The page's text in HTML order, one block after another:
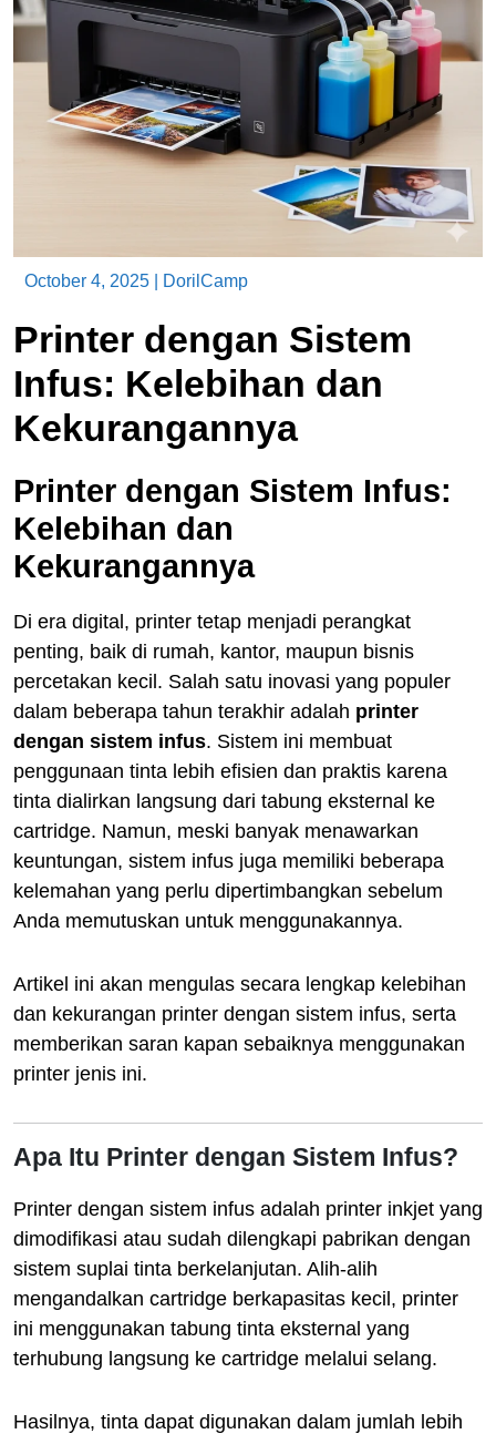
October 4, 2025 DorilCamp
Printer dengan Sistem
Infus: Kelebihan dan
Kekurangannya
Printer dengan Sistem Infus:
Kelebihan dan
Kekurangannya
Di era digital, printer tetap menjadi perangkat
penting, baik di rumah, kantor, maupun bisnis
percetakan kecil. Salah satu inovasi yang populer
dalam beberapa tahun terakhir adalah printer
dengan sistem infus. Sistem ini membuat
penggunaan tinta lebih efisien dan praktis karena
tinta dialirkan langsung dari tabung eksternal ke
cartridge. Namun, meski banyak menawarkan
keuntungan, sistem infus juga memiliki beberapa
kelemahan yang perlu dipertimbangkan sebelum
Anda memutuskan untuk menggunakannya.
Artikel ini akan mengulas secara lengkap kelebihan
dan kekurangan printer dengan sistem infus, serta
memberikan saran kapan sebaiknya menggunakan
printer jenis ini.
Apa Itu Printer dengan Sistem Infus?
Printer dengan sistem infus adalah printer inkjet yang
dimodifikasi atau sudah dilengkapi pabrikan dengan
sistem suplai tinta berkelanjutan. Alih-alih
mengandalkan cartridge berkapasitas kecil, printer
ini menggunakan tabung tinta eksternal yang
terhubung langsung ke cartridge melalui selang.
Hasilnya, tinta dapat digunakan dalam jumlah lebih